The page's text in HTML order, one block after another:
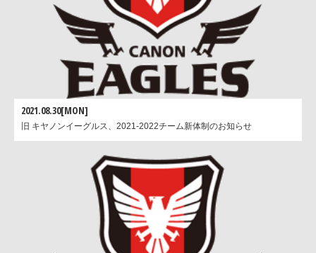
2021.08.30[MON]
旧 キヤノンイーグルス、2021-2022チーム新体制のお知らせ